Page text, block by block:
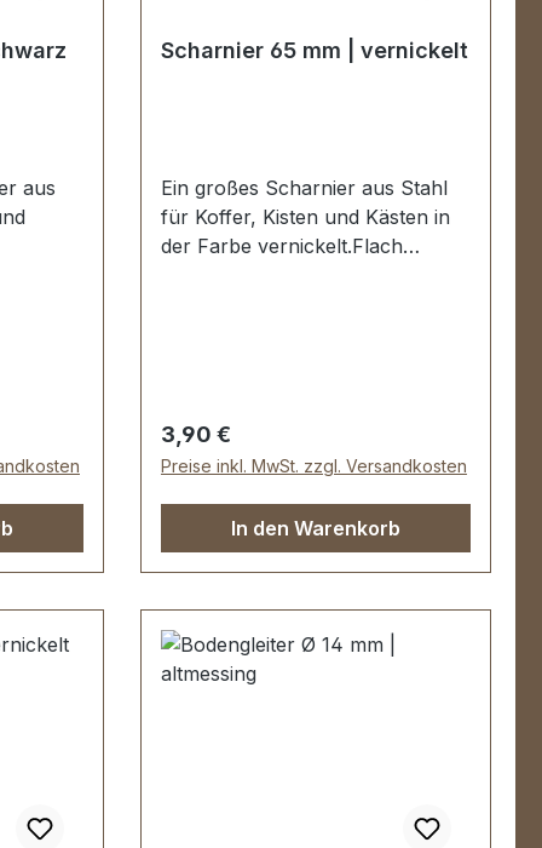
aus
Scharnier 65 mm | vernickelt
Ein großes Scharnier aus Stahl
für Koffer, Kisten und Kästen in
der Farbe vernickelt.Flach
mm.Lieferumfang:1 Stück
Scharnier
Regulärer Preis:
3,90 €
Preise inkl. MwSt. zzgl. Versandkosten
In den Warenkorb